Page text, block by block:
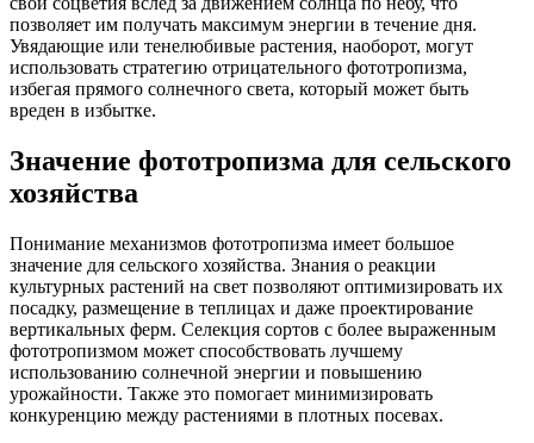
позволяет им получать максимум энергии в течение дня.
Увядающие или тенелюбивые растения, наоборот, могут
использовать стратегию отрицательного фототропизма,
избегая прямого солнечного света, который может быть
вреден в избытке.
Значение фототропизма для сельского
хозяйства
Понимание механизмов фототропизма имеет большое
значение для сельского хозяйства. Знания о реакции
культурных растений на свет позволяют оптимизировать их
посадку, размещение в теплицах и даже проектирование
вертикальных ферм. Селекция сортов с более выраженным
фототропизмом может способствовать лучшему
использованию солнечной энергии и повышению
урожайности. Также это помогает минимизировать
конкуренцию между растениями в плотных посевах.